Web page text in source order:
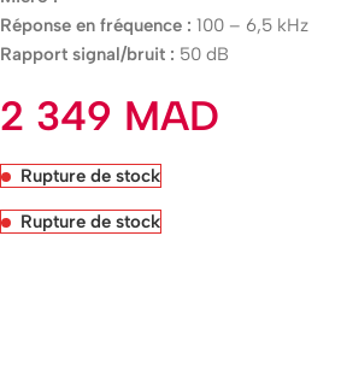
Réponse en fréquence : 100 – 6,5 kHz
Rapport signal/bruit : 50 dB
2 349 MAD
Rupture de stock
Rupture de stock